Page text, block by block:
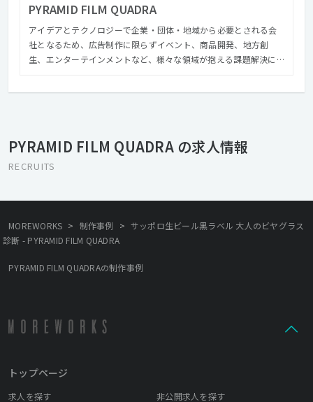
PYRAMID FILM QUADRA
アイデアとテクノロジーで企業・団体・地域から必要とされる会
社となるため、広告制作に限らずイベント、商品開発、地方創
生、エンターテインメントなど、様々な領域が抱える課題解決に
デザインを研究したり、事例の研究をしたりと様々なところから
アプローチする必要があると考えています。 私たちが考えるアイ
レンジしていておりクライアントワークのみでなく、自社プロジ
ェクトの開発も増えてきております。 様々な領域にチャレンジ
PYRAMID FILM QUADRA の求人情報
RECRUITS
MOREWORKS > 制作事例 > サッポロ生ビール黒ラベル 大人のビヤグラス
診断 - PYRAMID FILM QUADRA
PYRAMID FILM QUADRAの制作事例
トップページ
求人を探す
非公開求人を探す